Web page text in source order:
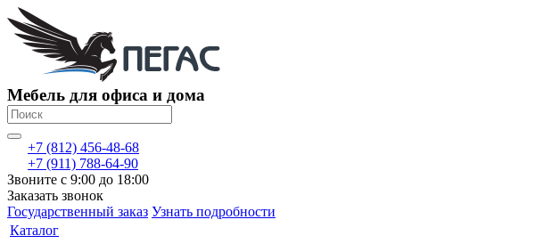
Мебель для офиса и дома
+7 (812) 456-48-68
+7 (911) 788-64-90
Звоните с 9:00 до 18:00
Заказать звонок
Государственный заказ Узнать подробности
Каталог